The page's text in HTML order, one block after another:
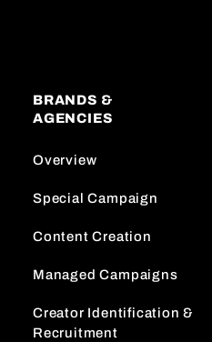
BRANDS &
AGENCIES
Overview
Special Campaign
Content Creation
Managed Campaigns
Creator Identification &
Recruitment